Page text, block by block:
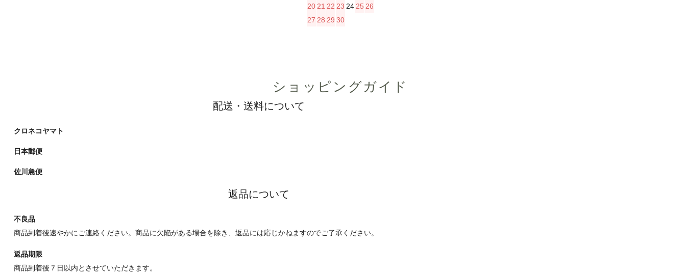
2021 22 23 2425 26
27 28 29 30
ショッピングガイド
配送・送料について
クロネコヤマト
日本郵便
佐川急便
返品について
不良品
商品到着後速やかにご連絡ください。商品に欠陥がある場合を除き、返品には応じかねますのでご了承ください。
返品期限
商品到着後７日以内とさせていただきます。